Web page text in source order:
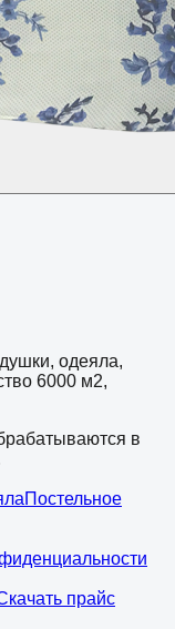
одеяла,
6000 м2,
в
Постельное
прайс